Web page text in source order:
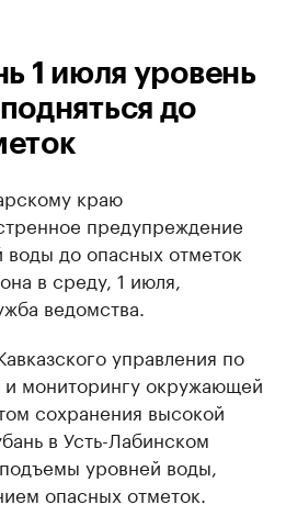
1 июля уровень
до
краю
предупреждение
до опасных отметок
в среду, 1 июля,
ведомства.
управления по
и мониторингу окружающей
сохранения высокой
в Усть-Лабинском
уровней воды,
опасных отметок.